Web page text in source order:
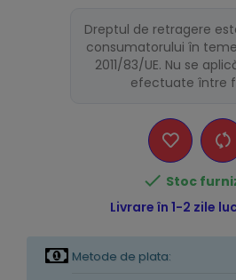
Dreptul de retragere
consumatorului în
2011/83/UE. Nu se
efectuate între
 Stoc
Livrare în 1-2 zile
Metode de plata: